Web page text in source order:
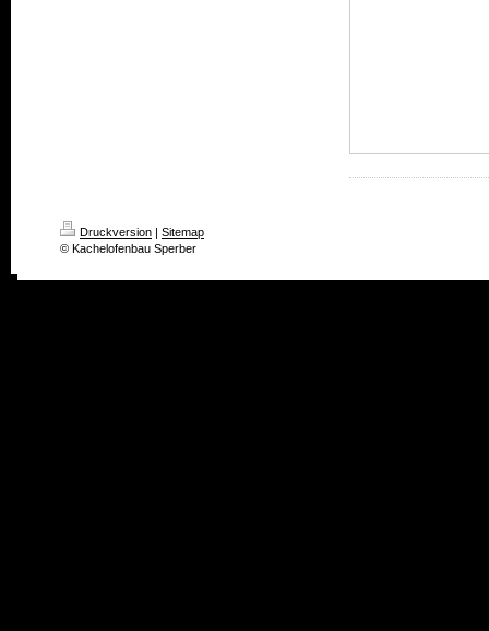
Druckversion | Sitemap
© Kachelofenbau Sperber